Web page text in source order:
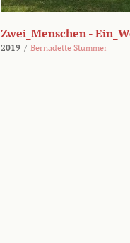
Zwei_Menschen -
2019 / Bernadette Stummer